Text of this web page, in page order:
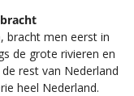
bracht men eerst in
de grote rivieren en
rest van Nederland
heel Nederland.